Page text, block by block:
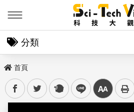
分類
首頁
facebooktwitter plurk line 中